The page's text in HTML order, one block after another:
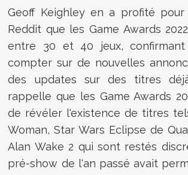
Geoff Keighley en a profité pour
Reddit que les Game Awards
entre 30 et 40 jeux, confirmant
compter sur de nouvelles
des updates sur des titres
rappelle que les Game Awards
de révéler l'existence de titres
Woman, Star Wars Eclipse de
Alan Wake 2 qui sont restés
pré-show de l'an passé avait